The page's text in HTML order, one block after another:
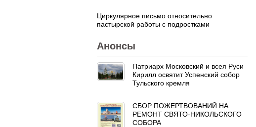
Циркулярное письмо относительно
пастырской работы с подростками
Анонсы
Патриарх Московский и всея Руси
Кирилл освятит Успенский собор
Тульского кремля
СБОР ПОЖЕРТВОВАНИЙ НА
РЕМОНТ СВЯТО-НИКОЛЬСКОГО
СОБОРА